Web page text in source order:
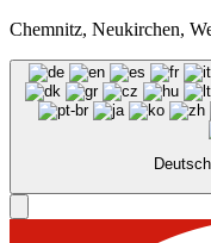
Chemnitz, Neukirchen,
Deutsch